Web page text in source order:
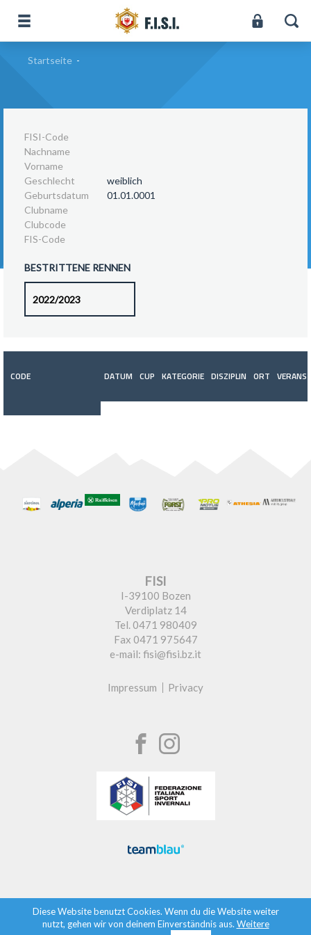
Startseite -
FISI-Code
Nachname
Vorname
Geschlecht
weiblich
Geburtsdatum
01.01.0001
Clubname
Clubcode
FIS-Code
BESTRITTENE RENNEN
CODE DATUM CUP KATEGORIE DISZIPLIN ORT
FISI
I-39100 Bozen
Verdiplatz 14
Tel. 0471 980409
Fax 0471 975647
e-mail: fisi@fisi.bz.it
Impressum Privacy
Diese Website benutzt Cookies. Wenn du die Website weiter
nutzt, gehen wir von deinem Einverständnis aus. Weitere